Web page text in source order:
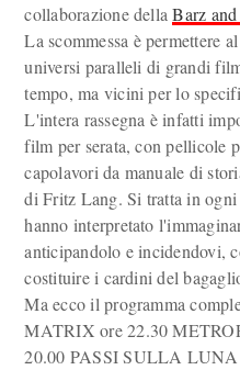
collaborazione dellaBarz
La scommessa è permettere
universi paralleli di grandi
tempo, ma vicini per lo
L'intera rassegna è infatti
film per serata, con pellicole
capolavori da manuale di
di Fritz Lang. Si tratta in
hanno interpretato
anticipandolo e incidendovi,
costituire i cardini del
Ma ecco il programma
MATRIX ore 22.30
20.00 PASSI SULLA LUNA